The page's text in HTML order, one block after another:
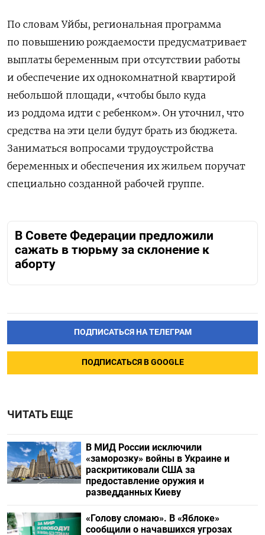
По словам Уйбы, региональная программа
по повышению рождаемости предусматривает
выплаты беременным при отсутствии работы
и обеспечение их однокомнатной квартирой
небольшой площади, «чтобы было куда
из роддома идти с ребенком». Он уточнил, что
средства на эти цели будут брать из бюджета.
Заниматься вопросами трудоустройства
беременных и обеспечения их жильем поручат
специально созданной рабочей группе.
В Совете Федерации предложили
сажать в тюрьму за склонение к
аборту
ПОДПИСАТЬСЯ НА ТЕЛЕГРАМ
ПОДПИСАТЬСЯ В GOOGLE
ЧИТАТЬ ЕЩЕ
В МИД России исключили
«заморозку» войны в Украине и
раскритиковали США за
предоставление оружия и
разведданных Киеву
«Голову сломаю». В «Яблоке»
сообщили о начавшихся угрозах